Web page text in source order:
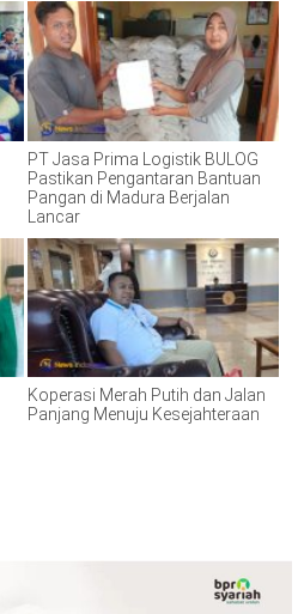
PT Jasa Prima Logistik BULOG
Pastikan Pengantaran Bantuan
Pangan di Madura Berjalan
Lancar
Koperasi Merah Putih dan Jalan
Panjang Menuju Kesejahteraan